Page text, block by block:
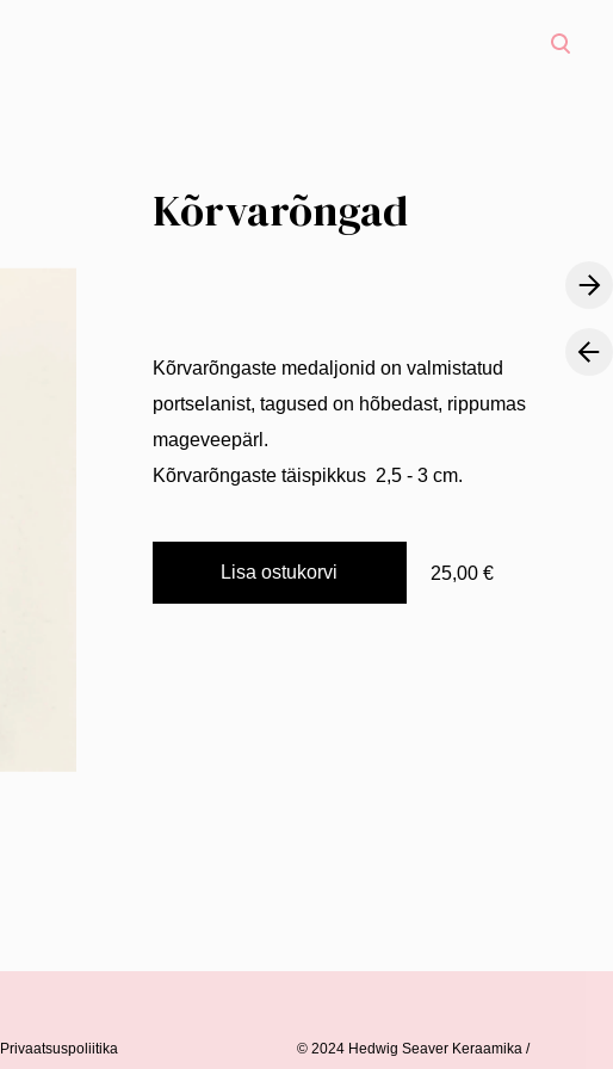
Kõrvarõngad
Kõrvarõngaste medaljonid on valmistatud
portselanist, tagused on hõbedast, rippumas
mageveepärl.
Kõrvarõngaste täispikkus 2,5 - 3 cm.
Lisa ostukorvi 25,00 €
Privaatsuspoliitika © 2024 Hedwig Seaver Keraamika /